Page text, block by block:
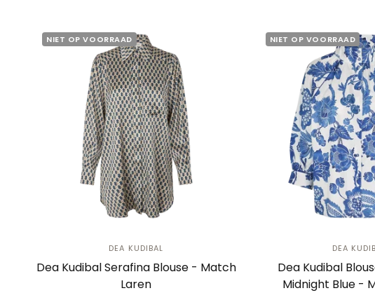
NIET OP VOORRAAD
DEA KUDIBAL
Dea Kudibal Serafina Blouse - Match
Laren
NIET OP VOORRAAD
DEA
Dea Kudibal
Midnight Blue -